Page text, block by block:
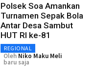
Polsek Soa Amankan
Turnamen Sepak Bola
Antar Desa Sambut
HUT RI ke-81
REGIONAL
Oleh Niko Maku Meli
baru saja